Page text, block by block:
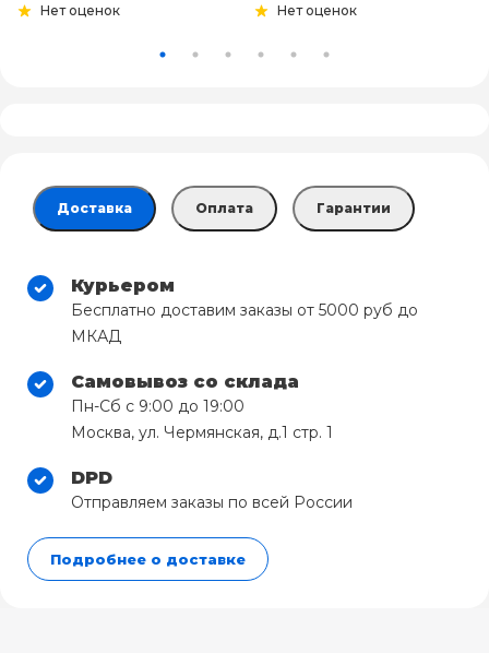
Нет оценок Нет оценок
Доставка Оплата Гарантии
Курьером
Бесплатно доставим заказы от 5000 руб до
МКАД
Самовывоз со склада
Пн-Сб с 9:00 до 19:00
Москва, ул. Чермянская, д.1 стр. 1
DPD
Отправляем заказы по всей России
Подробнее о доставке